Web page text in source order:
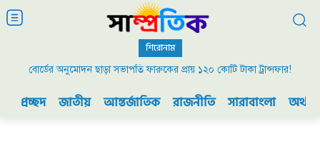
শিরোনাম
বোর্ডের অনুমোদন ছাড়া সভাপতি ফারুকের প্রায় ১২০ কোটি টাকা ট্রান্সফার!
প্রচ্ছদ জাতীয় আন্তর্জাতিক রাজনীতি সারাবাংলা